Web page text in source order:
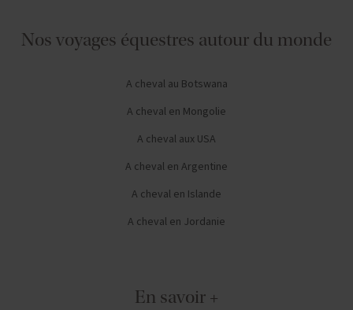
Nos voyages équestres autour du monde
A cheval au Botswana
A cheval en Mongolie
A cheval aux USA
A cheval en Argentine
A cheval en Islande
A cheval en Jordanie
En savoir +